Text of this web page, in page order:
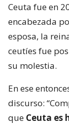
Ceuta fue en
encabezada
esposa, la
ceutíes fue
su molestia.
En ese
discurso:
que Ceuta es